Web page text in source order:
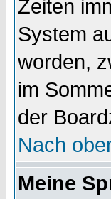
Zeiten
System
worden,
im
der
Nach
Meine